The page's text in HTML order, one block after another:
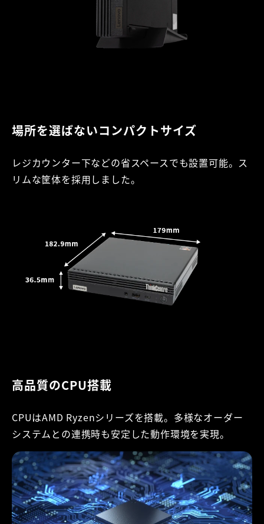
場所を選ばないコンパクトサイズ
レジカウンター下などの省スペースでも設置可能。ス
リムな筐体を採用しました。
高品質のCPU搭載
CPUはAMD Ryzenシリーズを搭載。多様なオーダー
システムとの連携時も安定した動作環境を実現。